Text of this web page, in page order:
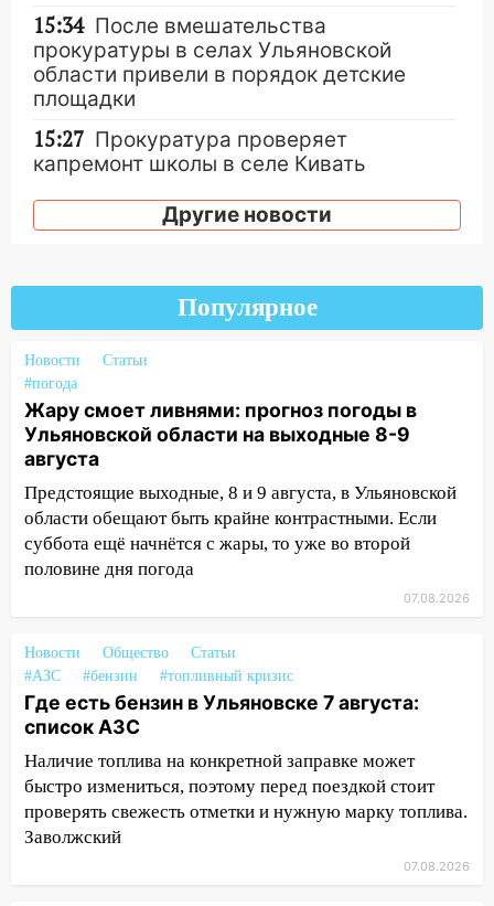
15:34 После вмешательства
прокуратуры в селах Ульяновской
области привели в порядок детские
площадки
15:27 Прокуратура проверяет
капремонт школы в селе Кивать
15:08 В Кузоватово после прокурорской
проверки обновили разметку на
14:40 На проспекте Гая в Ульяновске
запретили остановку автомобилей на
14:22
большой фестиваль «Наше время» с
мотофристайлом и концертом
«Мураками»
14:04 Жару смоет ливнями: прогноз
погоды в Ульяновской области на
выходные 8-9 августа
В Ульяновске транспортные
13:20 В Ульяновске за один день
обокрали женщину на пляже и
подростка в сквере
13:01 В Димитровграде мужчина
выбросил из машины страйкбольную
гранату: его задержали
надвигается сильнейшая непогода: град
Другие новости
Популярное
Новости
Статьи
#погода
Жару смоет ливнями: прогноз погоды в
Ульяновской области на выходные 8-9
августа
Предстоящие выходные, 8 и 9 августа, в Ульяновской
области обещают быть крайне контрастными. Если
суббота ещё начнётся с жары, то уже во второй
половине дня погода
07.08.2026
Новости Общество
Статьи
#АЗС
#бензин #топливный кризис
Где есть бензин в Ульяновске 7 августа:
список АЗС
Наличие топлива на конкретной заправке может
быстро измениться, поэтому перед поездкой стоит
проверять свежесть отметки и нужную марку топлива.
Заволжский
07.08.2026